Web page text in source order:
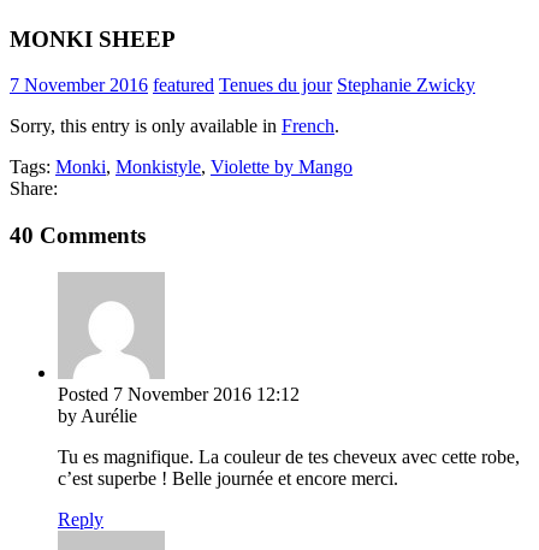
MONKI SHEEP
7 November 2016 featured Tenues du jour Stephanie Zwicky
Sorry, this entry is only available in French.
Tags: Monki, Monkistyle, Violette by Mango
Share:
40 Comments
Posted 7 November 2016 12:12
by Aurélie
Tu es magnifique. La couleur de tes cheveux avec cette robe,
c’est superbe ! Belle journée et encore merci.
Reply